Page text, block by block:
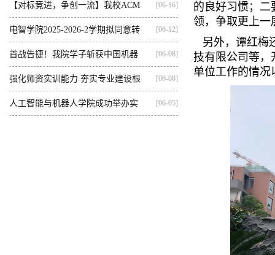
【对标竞进，争创一流】我校ACM
集训...
[06-16]
电智学院2025-2026-2学期拟同意转
出...
[06-12]
首战告捷！我院学子斩获中国机器
人...
[06-08]
强化师资实训能力 夯实专业建设根
基...
[06-08]
人工智能与机器人学院成功举办实 [06-05]
的良好习惯；
领，争取更上一
另外，谭红梅
技有限公司等，
单位工作的情况